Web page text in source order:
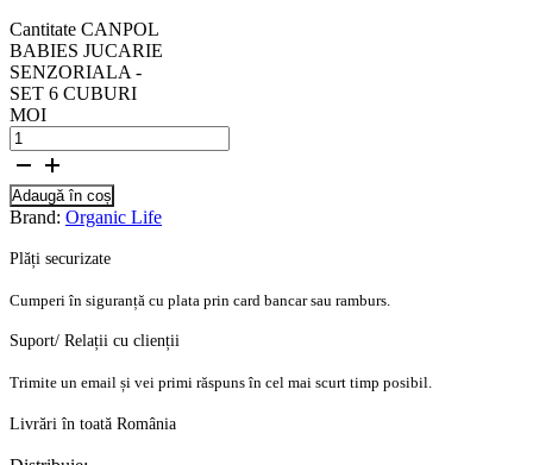
Cantitate CANPOL
BABIES JUCARIE
SENZORIALA -
SET 6 CUBURI
MOI
Adaugă în coș
Brand: Organic Life
Plăți securizate
Cumperi în siguranță cu plata prin card bancar sau ramburs.
Suport/ Relații cu clienții
Trimite un email și vei primi răspuns în cel mai scurt timp posibil.
Livrări în toată România